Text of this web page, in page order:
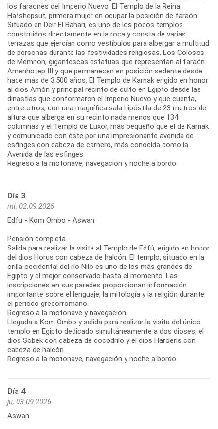
los faraones del Imperio Nuevo. El Templo de la Reina
Hatshepsut, primera mujer en ocupar la posición de faraón.
Situado en Deir El Bahari, es uno de los pocos templos
construidos directamente en la roca y consta de varias
terrazas que ejercían como vestíbulos para albergar a multitud
de personas durante las festividades religiosas. Los Colosos
de Memnon, gigantescas estatuas que representan al faraón
Amenhotep III y que permanecen en posición sedente desde
hace más de 3.500 años. El Templo de Karnak erigido en honor
al dios Amón y principal recinto de culto en Egipto desde las
dinastías que conformaron el Imperio Nuevo y que cuenta,
entre otros, con una magnífica sala hipóstila de 23 metros de
altura que alberga en su recinto nada menos que 134
columnas y el Templo de Luxor, más pequeño que el de Karnak
y comunicado con éste por una impresionante avenida de
esfinges con cabeza de carnero, más conocida como la
Avenida de las esfinges.
Regreso a la motonave, navegación y noche a bordo.
Día 3
mi, 02.09.2026
Edfu - Kom Ombo - Aswan
Pensión completa.
Salida para realizar la visita al Templo de Edfú, erigido en honor
del dios Horus con cabeza de halcón. El templo, situado en la
orilla occidental del río Nilo es uno de los más grandes de
Egipto y el mejor conservado hasta el momento. Las
inscripciones en sus paredes proporcionan información
importante sobre el lenguaje, la mitología y la religión durante
el periodo grecorromano.
Regreso a la motonave y navegación.
Llegada a Kom Ombo y salida para realizar la visita del único
templo en Egipto dedicado simultáneamente a dos dioses, el
dios Sobek con cabeza de cocodrilo y el dios Haroeris con
cabeza de halcón.
Regreso a la motonave, navegación y noche a bordo.
Día 4
ju, 03.09.2026
Aswan